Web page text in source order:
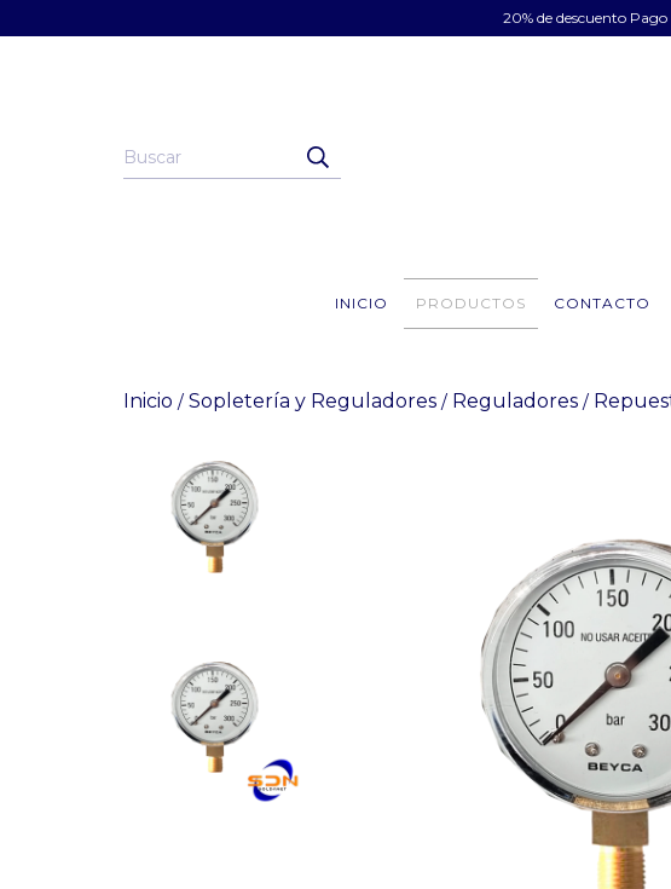
20% de descuento
INICIO PRODUCTOS CONTACTO
Inicio / Sopletería y Reguladores / Reguladores /